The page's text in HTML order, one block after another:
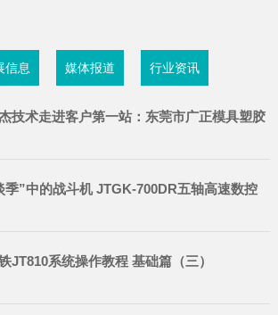
信息 媒体报道 行业资讯
技术走进客户第一站：东莞市广正模具塑胶
季”中的战斗机 JTGK-700DR五轴高速数控
JT810系统操作教程 基础篇（三）